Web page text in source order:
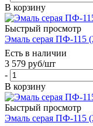
В корзину
Быстрый просмотр
Эмаль серая ПФ-
Есть в наличии
3 579 руб/шт
-
В корзину
Быстрый просмотр
Эмаль серая ПФ-115